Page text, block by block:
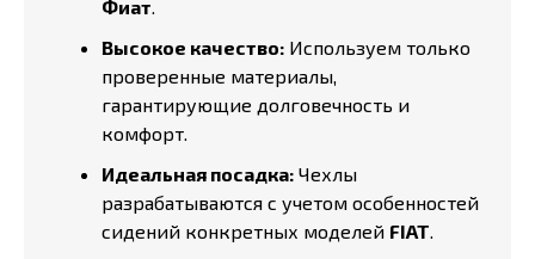
Фиат.
Высокое качество: Используем только
проверенные материалы,
гарантирующие долговечность и
комфорт.
Идеальная посадка: Чехлы
разрабатываются с учетом особенностей
сидений конкретных моделей FIAT.